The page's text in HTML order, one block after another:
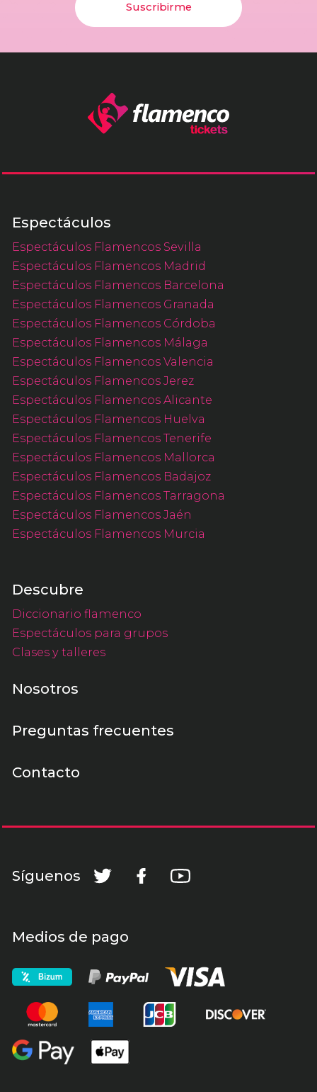
Suscribirme
Espectáculos
Espectáculos Flamencos Sevilla
Espectáculos Flamencos Madrid
Espectáculos Flamencos Barcelona
Espectáculos Flamencos Granada
Espectáculos Flamencos Córdoba
Espectáculos Flamencos Málaga
Espectáculos Flamencos Valencia
Espectáculos Flamencos Jerez
Espectáculos Flamencos Alicante
Espectáculos Flamencos Huelva
Espectáculos Flamencos Tenerife
Espectáculos Flamencos Mallorca
Espectáculos Flamencos Badajoz
Espectáculos Flamencos Tarragona
Espectáculos Flamencos Jaén
Espectáculos Flamencos Murcia
Descubre
Diccionario flamenco
Espectáculos para grupos
Clases y talleres
Nosotros
Preguntas frecuentes
Contacto
Síguenos
Medios de pago